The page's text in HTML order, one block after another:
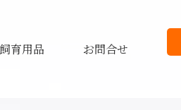
飼育用品 お問合せ